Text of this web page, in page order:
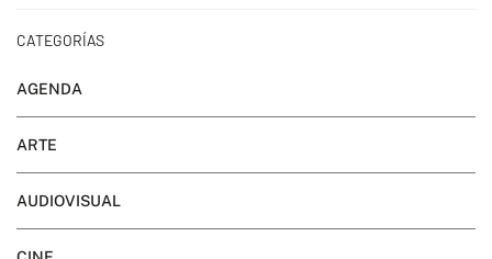
CATEGORÍAS
AGENDA
ARTE
AUDIOVISUAL